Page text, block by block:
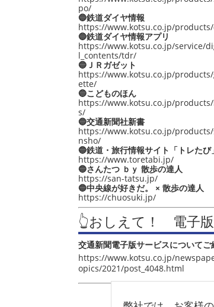
po/
🔵鉄道ダイヤ情報
https://www.kotsu.co.jp/
🔵鉄道ダイヤ情報アプリ
https://www.kotsu.co.jp/service/
l_contents/tdr/
🔵ＪＲガゼット
https://www.kotsu.co.jp/products/
ette/
🔵こどものほん
https://www.kotsu.co.jp/
s/
🔵交通新聞社新書
https://www.kotsu.co.jp/
nsho/
🔵鉄道・旅行情報サイト「トレたび
https://www.toretabi.jp/
🔵さんたつ ｂｙ 散歩の達人
https://san-tatsu.jp/
🔵中央線が好きだ。 × 散歩の達人
https://chuosuki.jp/
👆おしえて！ 電子版
交通新聞電子版サービスについてご
https://www.kotsu.co.jp/
opics/2021/post_4048.html